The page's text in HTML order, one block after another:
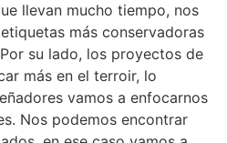
llevan mucho tiempo, nos
más conservadoras
su lado, los proyectos de
más en el terroir, lo
vamos a enfocarnos
Nos podemos encontrar